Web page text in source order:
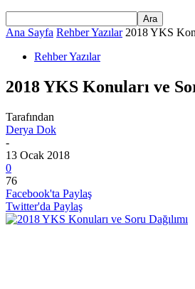
Ana Sayfa Rehber Yazılar 2018 YKS
Rehber Yazılar
2018 YKS Konuları ve
Tarafından
Derya Dok
-
13 Ocak 2018
0
76
Facebook'ta Paylaş
Twitter'da Paylaş